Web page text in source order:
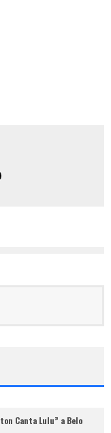
Canta Lulu” a Belo